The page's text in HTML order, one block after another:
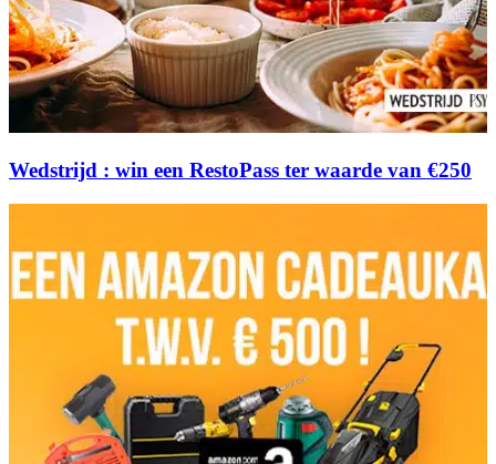
Wedstrijd : win een RestoPass ter waarde van €250